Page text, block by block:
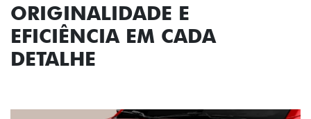
ORIGINALIDADE E
EFICIÊNCIA EM CADA
DETALHE